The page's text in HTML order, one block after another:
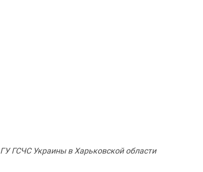
ГУ ГСЧС Украины в Харьковской области